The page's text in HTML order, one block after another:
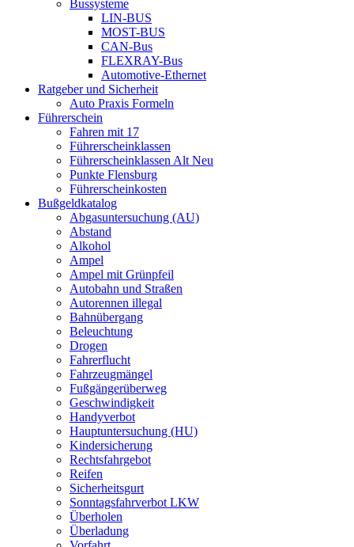
Bussysteme
LIN-BUS
MOST-BUS
CAN-Bus
FLEXRAY-Bus
Automotive-Ethernet
Ratgeber und Sicherheit
Auto Praxis Formeln
Führerschein
Fahren mit 17
Führerscheinklassen
Führerscheinklassen Alt Neu
Punkte Flensburg
Führerscheinkosten
Bußgeldkatalog
Abgasuntersuchung (AU)
Abstand
Alkohol
Ampel
Ampel mit Grünpfeil
Autobahn und Straßen
Autorennen illegal
Bahnübergang
Beleuchtung
Drogen
Fahrerflucht
Fahrzeugmängel
Fußgängerüberweg
Geschwindigkeit
Handyverbot
Hauptuntersuchung (HU)
Kindersicherung
Rechtsfahrgebot
Reifen
Sicherheitsgurt
Sonntagsfahrverbot LKW
Überholen
Überladung